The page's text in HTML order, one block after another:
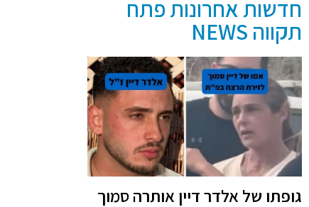
חדשות אחרונות פתח
תקווה NEWS
גופתו של אלדר דיין אותרה סמוך